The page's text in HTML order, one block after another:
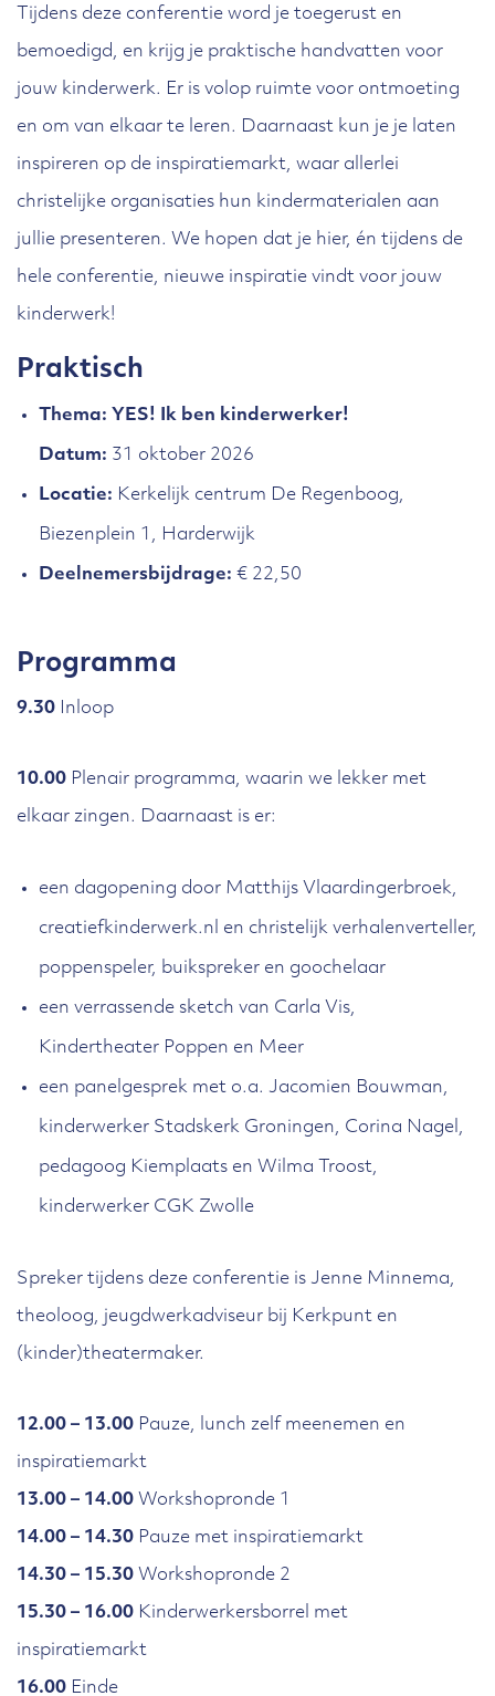
Tijdens deze conferentie word je toegerust en
bemoedigd, en krijg je praktische handvatten voor
jouw kinderwerk. Er is volop ruimte voor ontmoeting
en om van elkaar te leren. Daarnaast kun je je laten
inspireren op de inspiratiemarkt, waar allerlei
christelijke organisaties hun kindermaterialen aan
jullie presenteren. We hopen dat je hier, én tijdens de
hele conferentie, nieuwe inspiratie vindt voor jouw
kinderwerk!
Praktisch
Thema: YES! Ik ben kinderwerker!
Datum: 31 oktober 2026
Locatie: Kerkelijk centrum De Regenboog,
Biezenplein 1, Harderwijk
Deelnemersbijdrage: € 22,50
Programma
9.30 Inloop
10.00 Plenair programma, waarin we lekker met
elkaar zingen. Daarnaast is er:
een dagopening door Matthijs Vlaardingerbroek,
creatiefkinderwerk.nl en christelijk verhalenverteller,
poppenspeler, buikspreker en goochelaar
een verrassende sketch van Carla Vis,
Kindertheater Poppen en Meer
een panelgesprek met o.a. Jacomien Bouwman,
kinderwerker Stadskerk Groningen, Corina Nagel,
pedagoog Kiemplaats en Wilma Troost,
kinderwerker CGK Zwolle
Spreker tijdens deze conferentie is Jenne Minnema,
theoloog, jeugdwerkadviseur bij Kerkpunt en
(kinder)theatermaker.
12.00 – 13.00 Pauze, lunch zelf meenemen en
inspiratiemarkt
13.00 – 14.00 Workshopronde 1
14.00 – 14.30 Pauze met inspiratiemarkt
14.30 – 15.30 Workshopronde 2
15.30 – 16.00 Kinderwerkersborrel met
inspiratiemarkt
16.00 Einde